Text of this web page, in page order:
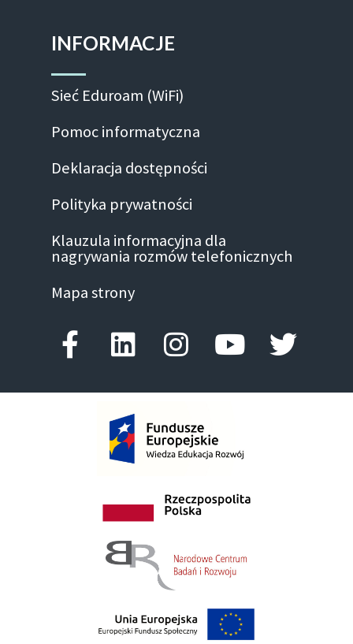
INFORMACJE
Sieć Eduroam (WiFi)
Pomoc informatyczna
Deklaracja dostępności
Polityka prywatności
Klauzula informacyjna dla
nagrywania rozmów telefonicznych
Mapa strony
Facebook-f
LinkedinInstagram
Youtube